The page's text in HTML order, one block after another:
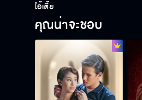
ไอ้เตี้ย
คุณน่าจะชอบ